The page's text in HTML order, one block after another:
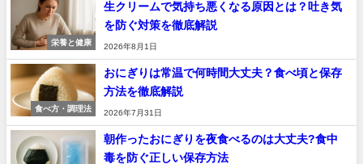
栄養と健康
生クリームで気持ち悪くなる原因とは？吐き気
を防ぐ対策を徹底解説
2026年8月1日
食べ方・調理法
おにぎりは常温で何時間大丈夫？食べ頃と保存
方法を徹底解説
2026年7月31日
朝作ったおにぎりを夜食べるのは大丈夫?食中
毒を防ぐ正しい保存方法